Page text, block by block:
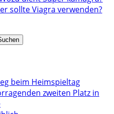
sollte Viagra verwenden?
beim Heimspieltag
zweiten Platz in